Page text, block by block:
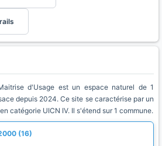
d'Usage est un espace naturel de 1
depuis 2024. Ce site se caractérise par un
catégorie UICN IV. Il s'étend sur 1 commune.
(16)